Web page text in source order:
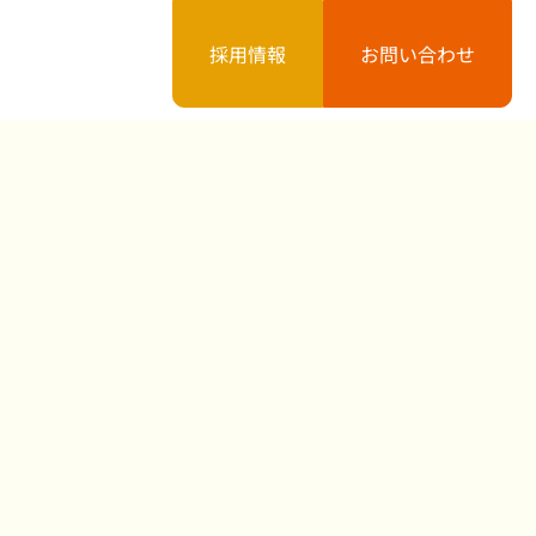
採用情報 お問い合わせ